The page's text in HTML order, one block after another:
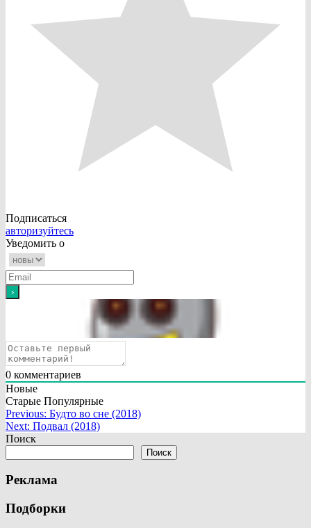
Подписаться
авторизуйтесь
Уведомить о
0 комментариев
Новые
Старые Популярные
Навигация
по
Previous: Будто во сне (2018)
Next: Подвал (2018)
Поиск
Поиск
Реклама
Подборки